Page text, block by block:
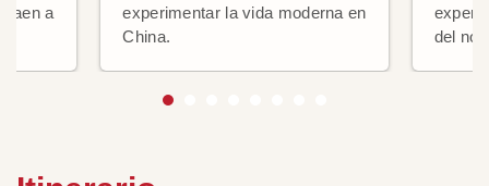
a
experimentar la vida moderna en
China.
del